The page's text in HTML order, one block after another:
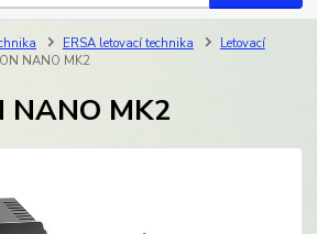
ERSA letovací technika
Letovací
NANO MK2
NANO MK2